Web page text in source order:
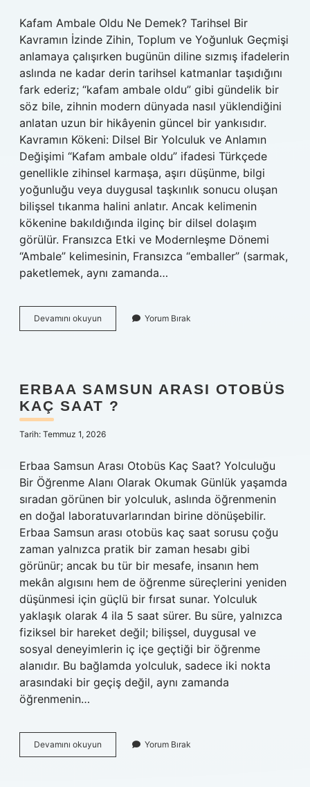
Kafam Ambale Oldu Ne Demek? Tarihsel Bir
Kavramın İzinde Zihin, Toplum ve Yoğunluk Geçmişi
anlamaya çalışırken bugünün diline sızmış ifadelerin
aslında ne kadar derin tarihsel katmanlar taşıdığını
fark ederiz; “kafam ambale oldu” gibi gündelik bir
söz bile, zihnin modern dünyada nasıl yüklendiğini
anlatan uzun bir hikâyenin güncel bir yankısıdır.
Kavramın Kökeni: Dilsel Bir Yolculuk ve Anlamın
Değişimi “Kafam ambale oldu” ifadesi Türkçede
genellikle zihinsel karmaşa, aşırı düşünme, bilgi
yoğunluğu veya duygusal taşkınlık sonucu oluşan
bilişsel tıkanma halini anlatır. Ancak kelimenin
kökenine bakıldığında ilginç bir dilsel dolaşım
görülür. Fransızca Etki ve Modernleşme Dönemi
“Ambale” kelimesinin, Fransızca “emballer” (sarmak,
paketlemek, aynı zamanda…
Devamını okuyun
ambale
Yorum Bırak
ERBAA SAMSUN ARASI OTOBÜS
KAÇ SAAT ?
Tarih: Temmuz 1, 2026
Erbaa Samsun Arası Otobüs Kaç Saat? Yolculuğu
Bir Öğrenme Alanı Olarak Okumak Günlük yaşamda
sıradan görünen bir yolculuk, aslında öğrenmenin
en doğal laboratuvarlarından birine dönüşebilir.
Erbaa Samsun arası otobüs kaç saat sorusu çoğu
zaman yalnızca pratik bir zaman hesabı gibi
görünür; ancak bu tür bir mesafe, insanın hem
mekân algısını hem de öğrenme süreçlerini yeniden
düşünmesi için güçlü bir fırsat sunar. Yolculuk
yaklaşık olarak 4 ila 5 saat sürer. Bu süre, yalnızca
fiziksel bir hareket değil; bilişsel, duygusal ve
sosyal deneyimlerin iç içe geçtiği bir öğrenme
alanıdır. Bu bağlamda yolculuk, sadece iki nokta
arasındaki bir geçiş değil, aynı zamanda
öğrenmenin…
Devamını okuyun
Samsun
Yorum Bırak